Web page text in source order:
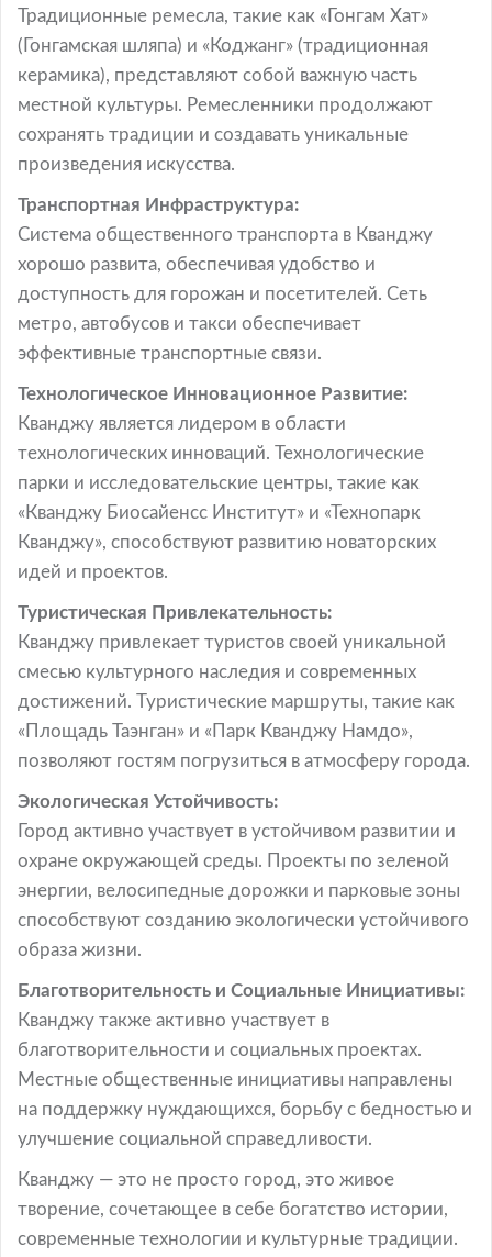
Традиционные ремесла, такие как «Гонгам Хат»
(Гонгамская шляпа) и «Коджанг» (традиционная
керамика), представляют собой важную часть
местной культуры. Ремесленники продолжают
сохранять традиции и создавать уникальные
произведения искусства.
Транспортная Инфраструктура:
Система общественного транспорта в Кванджу
хорошо развита, обеспечивая удобство и
доступность для горожан и посетителей. Сеть
метро, автобусов и такси обеспечивает
эффективные транспортные связи.
Технологическое Инновационное Развитие:
Кванджу является лидером в области
технологических инноваций. Технологические
парки и исследовательские центры, такие как
«Кванджу Биосайенсс Институт» и «Технопарк
Кванджу», способствуют развитию новаторских
идей и проектов.
Туристическая Привлекательность:
Кванджу привлекает туристов своей уникальной
смесью культурного наследия и современных
достижений. Туристические маршруты, такие как
«Площадь Таэнган» и «Парк Кванджу Намдо»,
позволяют гостям погрузиться в атмосферу города.
Экологическая Устойчивость:
Город активно участвует в устойчивом развитии и
охране окружающей среды. Проекты по зеленой
энергии, велосипедные дорожки и парковые зоны
способствуют созданию экологически устойчивого
образа жизни.
Благотворительность и Социальные Инициативы:
Кванджу также активно участвует в
благотворительности и социальных проектах.
Местные общественные инициативы направлены
на поддержку нуждающихся, борьбу с бедностью и
улучшение социальной справедливости.
Кванджу — это не просто город, это живое
творение, сочетающее в себе богатство истории,
современные технологии и культурные традиции.